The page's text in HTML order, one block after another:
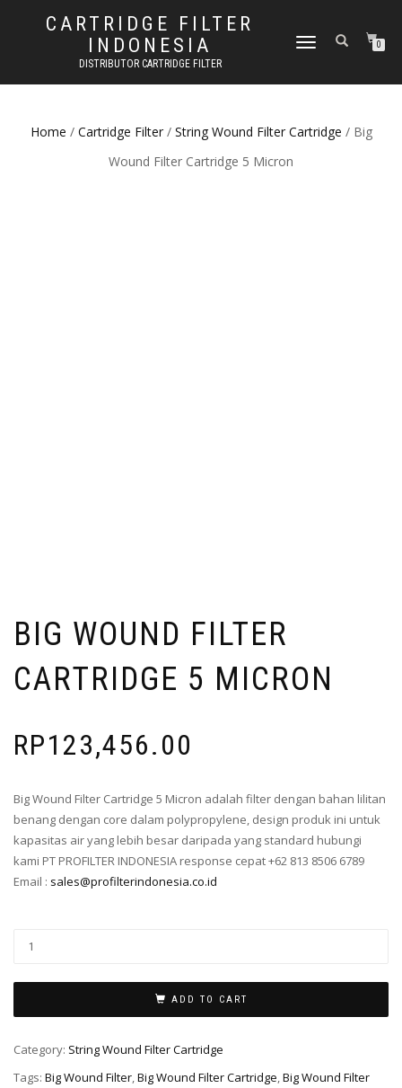
CARTRIDGE FILTER
INDONESIA
DISTRIBUTOR CARTRIDGE FILTER
TOGGLE NAVIGATION0
Home / Cartridge Filter/ String Wound Filter Cartridge / Big
Wound Filter Cartridge 5 Micron
BIG WOUND FILTER
CARTRIDGE 5 MICRON
RP123,456.00
Big Wound Filter Cartridge 5 Micron adalah filter dengan bahan lilitan
benang dengan core dalam polypropylene, design produk ini untuk
kapasitas air yang lebih besar daripada yang standard hubungi
kami PT PROFILTER INDONESIA response cepat +62 813 8506 6789
Email : sales@profilterindonesia.co.id
ADD TO CART
Category: String Wound Filter Cartridge
Tags: Big Wound Filter,Big Wound Filter Cartridge,Big Wound Filter